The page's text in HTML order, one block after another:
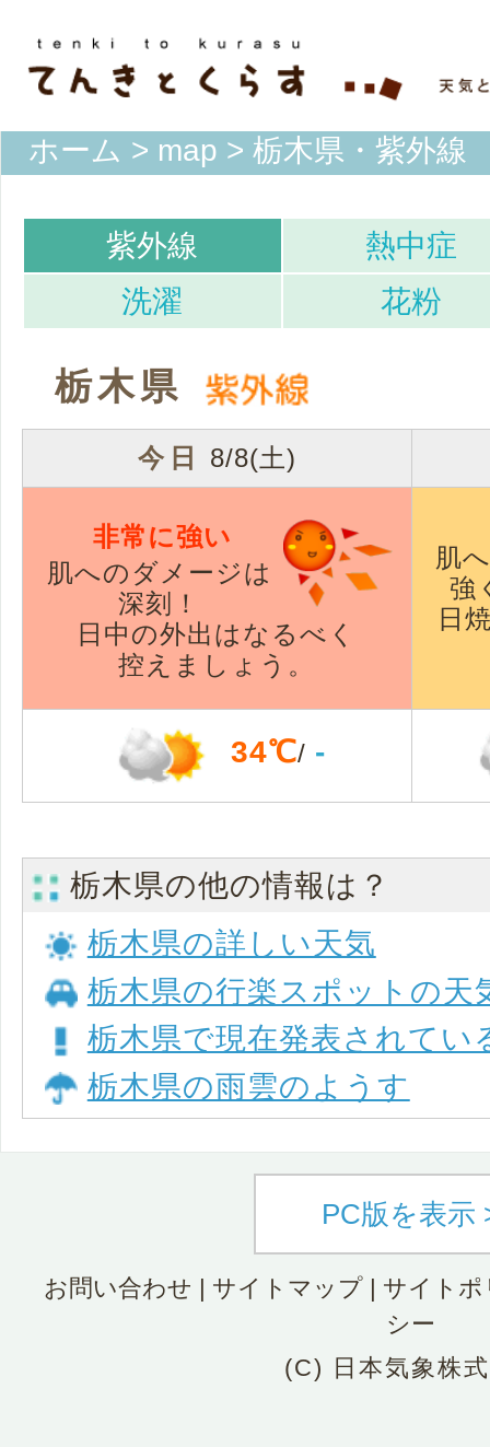
ホーム > map > 栃木県・紫外線
紫外線
熱中症
洗濯
花粉
栃木県
今日 8/8(土)
非常に強い
肌へのダメージは
深刻！
日中の外出はなるべく
控えましょう。
肌
強
日
34℃/ -
栃木県の他の情報は？
栃木県の詳しい天気
栃木県の行楽スポットの天
栃木県で現在発表されてい
栃木県の雨雲のようす
PC版を表示
お問い合わせ | サイトマップ| サイトポ
シー
(C) 日本気象株